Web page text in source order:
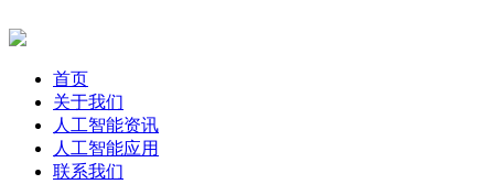
首页
关于我们
人工智能资讯
人工智能应用
联系我们